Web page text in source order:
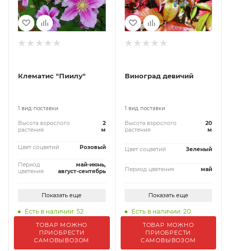
Клематис "Пиилу"
1 вид поставки
Высота взрослого
растения
2
м
Цвет соцветий Розовый
Период
цветения
май-июнь,
август-сентябрь
Показать еще
Есть в наличии: 52
ТОВАР МОЖНО
ПРИОБРЕСТИ
САМОВЫВОЗОМ
Виноград девичий
1 вид поставки
Высота взрослого
растения
20
м
Цвет соцветий Зеленый
Период цветения май
Показать еще
Есть в наличии: 20
ТОВАР МОЖНО
ПРИОБРЕСТИ
САМОВЫВОЗОМ